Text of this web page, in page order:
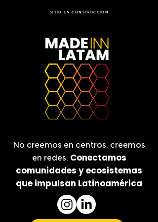
SITIO EN CONSTRUCCIÓN
No creemos en centros, creemos
en redes. Conectamos
comunidades y ecosistemas
que impulsan Latinoamérica